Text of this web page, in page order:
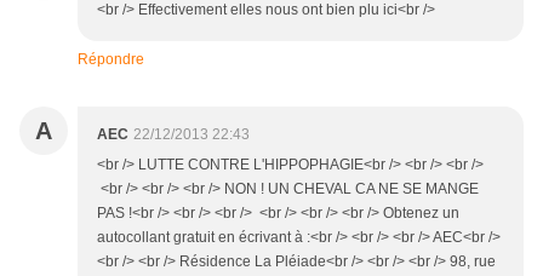
<br /> Effectivement elles nous ont bien plu ici<br />
Répondre
A AEC 22/12/2013 22:43
<br /> LUTTE CONTRE L'HIPPOPHAGIE<br /> <br /> <br />
<br /> <br /> <br /> NON ! UN CHEVAL CA NE SE MANGE
PAS !<br /> <br /> <br /> <br /> <br /> <br /> Obtenez un
autocollant gratuit en écrivant à :<br /> <br /> <br /> AEC<br />
<br /> <br /> Résidence La Pléiade<br /> <br /> <br /> 98, rue